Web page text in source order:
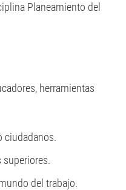
Planeamiento del
herramientas
ciudadanos.
superiores.
del trabajo.